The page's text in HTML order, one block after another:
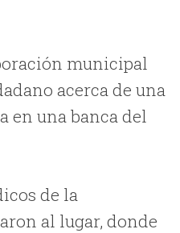
municipal
acerca de una
en una banca del
de la
al lugar, donde